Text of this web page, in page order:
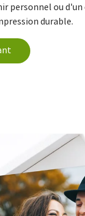
personnel ou
durable.